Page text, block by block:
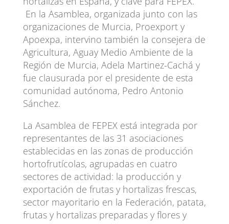
En la Asamblea, organizada junto con las
organizaciones de Murcia, Proexport y
Apoexpa, intervino también la consejera de
Agricultura, Aguay Medio Ambiente de la
Región de Murcia, Adela Martinez-Cachá y
fue clausurada por el presidente de esta
comunidad autónoma, Pedro Antonio
Sánchez.
La Asamblea de FEPEX está integrada por
representantes de las 31 asociaciones
establecidas en las zonas de producción
hortofrutícolas, agrupadas en cuatro
sectores de actividad: la producción y
exportación de frutas y hortalizas frescas,
sector mayoritario en la Federación, patata,
frutas y hortalizas preparadas y flores y